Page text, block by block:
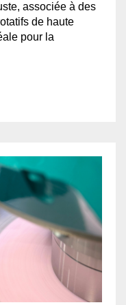
associée à des
de haute
pour la